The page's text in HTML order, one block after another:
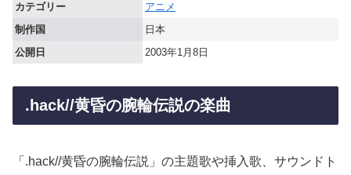
カテゴリー
アニメ
制作国
日本
公開日
2003年1月8日
.hack//黄昏の腕輪伝説の楽曲
「.hack//黄昏の腕輪伝説」の主題歌や挿入歌、サウンドト